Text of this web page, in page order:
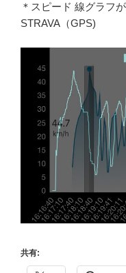
＊スピード 線グラフ
STRAVA（GPS)
共有: